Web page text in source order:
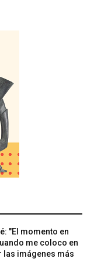
"El momento en
me coloco en
las imágenes más